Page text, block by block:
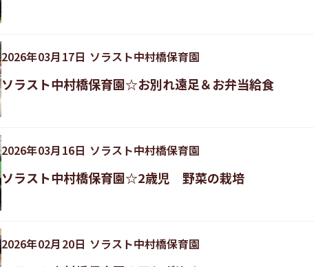
2026年03月17日 ソラスト中村橋保育園
ソラスト中村橋保育園☆お別れ遠足＆お弁当給食
2026年03月16日 ソラスト中村橋保育園
ソラスト中村橋保育園☆2歳児 野菜の栽培
2026年02月20日 ソラスト中村橋保育園